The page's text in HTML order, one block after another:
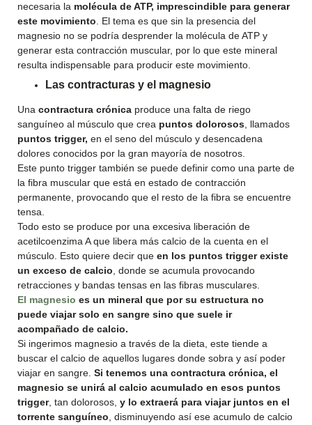
necesaria la molécula de ATP, imprescindible para generar
este movimiento . El tema es que sin la presencia del
magnesio no se podría desprender la molécula de ATP y
generar esta contracción muscular, por lo que este mineral
resulta indispensable para producir este movimiento.
Las contracturas y el magnesio
Una contractura crónica produce una falta de riego
sanguíneo al músculo que crea puntos dolorosos , llamados
puntos trigger, en el seno del músculo y desencadena
dolores conocidos por la gran mayoría de nosotros.
Este punto trigger también se puede definir como una parte de
la fibra muscular que está en estado de contracción
permanente, provocando que el resto de la fibra se encuentre
tensa.
Todo esto se produce por una excesiva liberación de
acetilcoenzima A que libera más calcio de la cuenta en el
músculo. Esto quiere decir que en los puntos trigger existe
un exceso de calcio , donde se acumula provocando
retracciones y bandas tensas en las fibras musculares.
El magnesio es un mineral que por su estructura no
puede viajar solo en sangre sino que suele ir
acompañado de calcio.
Si ingerimos magnesio a través de la dieta, este tiende a
buscar el calcio de aquellos lugares donde sobra y así poder
viajar en sangre. Si tenemos una contractura crónica, el
magnesio se unirá al calcio acumulado en esos puntos
trigger, tan dolorosos, y lo extraerá para viajar juntos en el
torrente sanguíneo , disminuyendo así ese acumulo de calcio